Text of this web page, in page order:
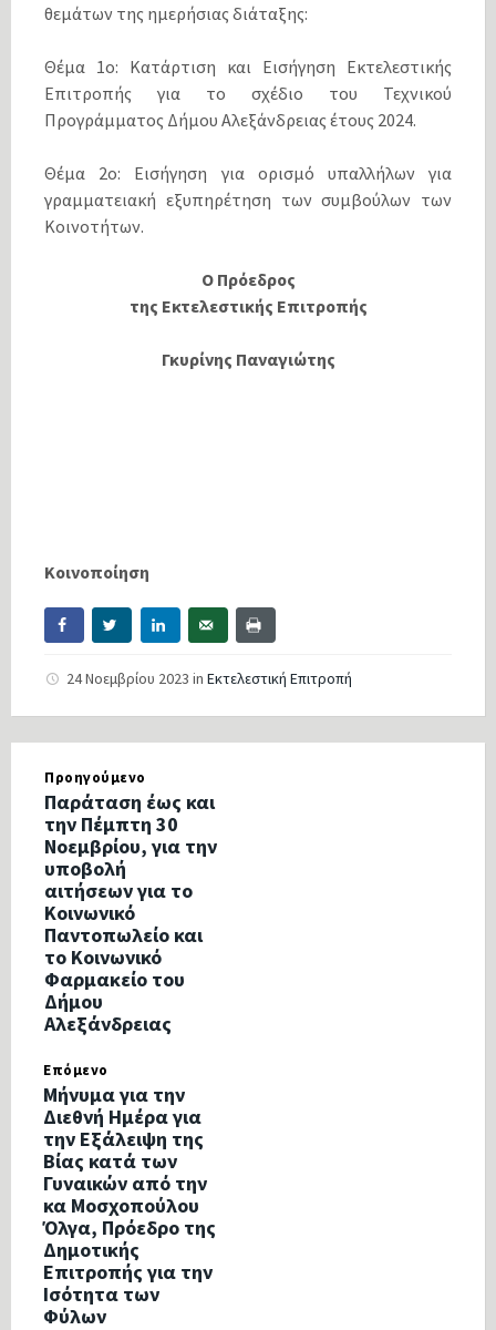
θεμάτων της ημερήσιας διάταξης:
Θέμα 1ο: Κατάρτιση και Εισήγηση Εκτελεστικής
Επιτροπής για το σχέδιο του Τεχνικού
Προγράμματος Δήμου Αλεξάνδρειας έτους 2024.
Θέμα 2ο: Εισήγηση για ορισμό υπαλλήλων για
γραμματειακή εξυπηρέτηση των συμβούλων των
Κοινοτήτων.
Ο Πρόεδρος
της Εκτελεστικής Επιτροπής
Γκυρίνης Παναγιώτης
Κοινοποίηση
24 Νοεμβρίου 2023 in Εκτελεστική Επιτροπή
Προηγούμενο
Παράταση έως και
την Πέμπτη 30
Νοεμβρίου, για την
υποβολή
αιτήσεων για το
Κοινωνικό
Παντοπωλείο και
το Κοινωνικό
Φαρμακείο του
Δήμου
Αλεξάνδρειας
Επόμενο
Μήνυμα για την
Διεθνή Ημέρα για
την Εξάλειψη της
Βίας κατά των
Γυναικών από την
κα Μοσχοπούλου
Όλγα, Πρόεδρο της
Δημοτικής
Επιτροπής για την
Ισότητα των
Φύλων